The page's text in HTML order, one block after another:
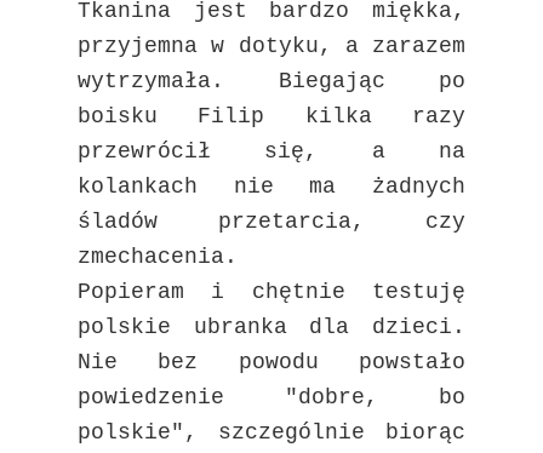
Tkanina jest bardzo miękka,
przyjemna w dotyku, a zarazem
wytrzymała. Biegając po
boisku Filip kilka razy
przewrócił się, a na
kolankach nie ma żadnych
śladów przetarcia, czy
zmechacenia.
Popieram i chętnie testuję
polskie ubranka dla dzieci.
Nie bez powodu powstało
powiedzenie "dobre, bo
polskie", szczególnie biorąc